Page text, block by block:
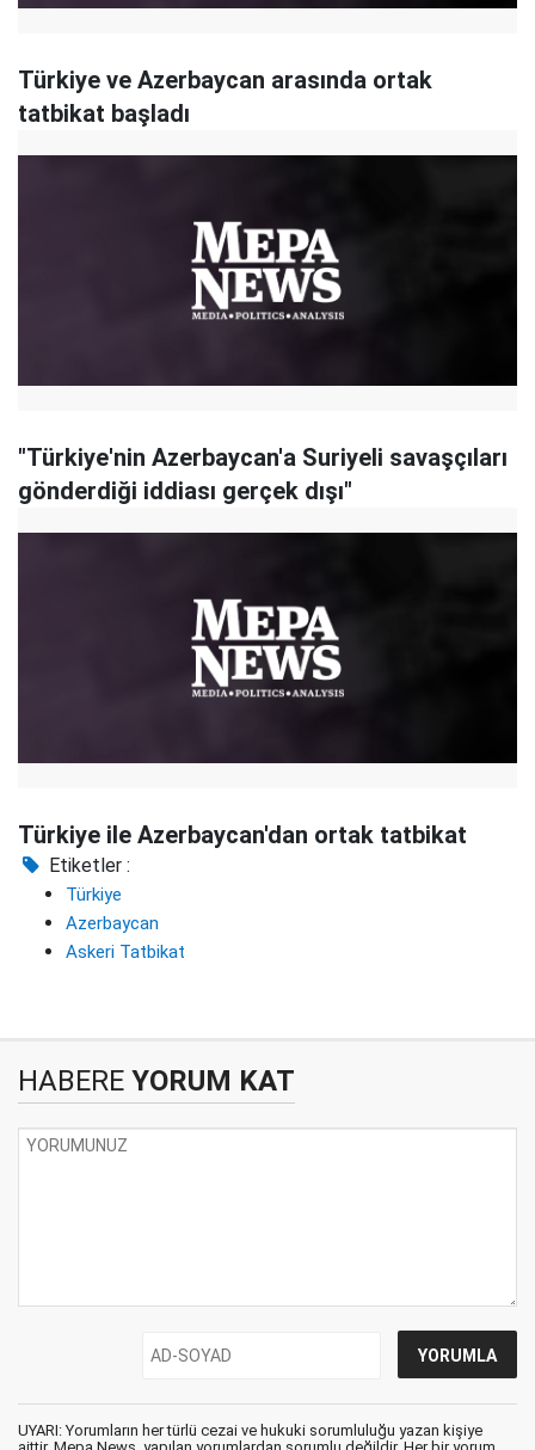
Türkiye ve Azerbaycan arasında ortak
tatbikat başladı
"Türkiye'nin Azerbaycan'a Suriyeli savaşçıları
gönderdiği iddiası gerçek dışı"
Türkiye ile Azerbaycan'dan ortak tatbikat
Etiketler :
Türkiye
Azerbaycan
Askeri Tatbikat
HABERE YORUM KAT
UYARI: Yorumların her türlü cezai ve hukuki sorumluluğu yazan kişiye